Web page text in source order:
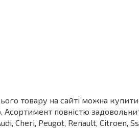
товару на сайті можна
Асортимент повністю
Cheri, Peugot, Renault, Citroen,